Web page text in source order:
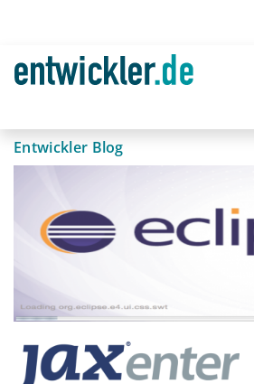
Entwickler Blog